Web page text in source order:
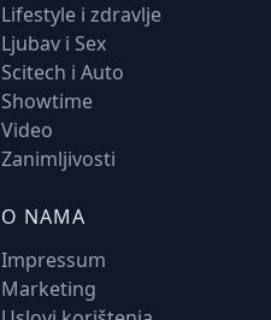
Lifestyle i zdravlje
Ljubav i Sex
Scitech i Auto
Showtime
Video
Zanimljivosti
O NAMA
Impressum
Marketing